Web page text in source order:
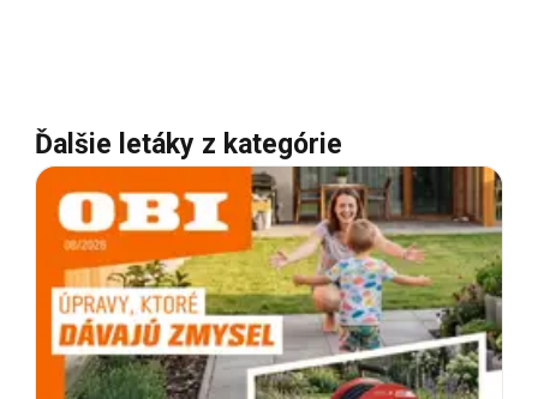
Ďalšie letáky z kategórie